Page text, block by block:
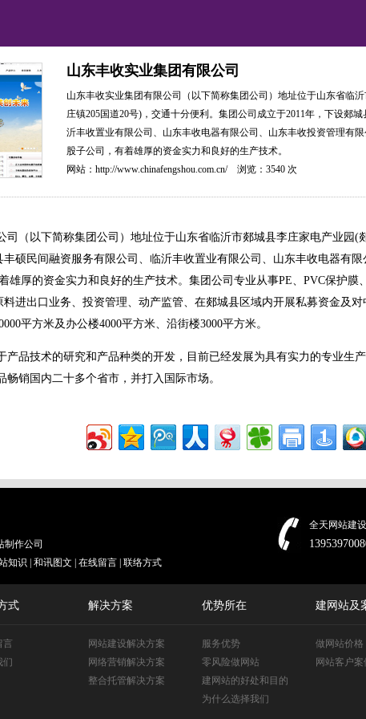
山东丰收实业集团有限公司
山东丰收实业集团有限公司（以下简称集团公司）地址位于山东省临
庄镇205国道20号)，交通十分便利。集团公司成立于2011年，下设郯
沂丰收置业有限公司、山东丰收电器有限公司、山东丰收投资管理有
股子公司，有着雄厚的资金实力和良好的生产技术。
网站： http://www.chinafengshou.com.cn/浏览：3540 次
司（以下简称集团公司）地址位于山东省临沂市郯城县李庄家电产业园(
丰硕民间融资服务有限公司、临沂丰收置业有限公司、山东丰收电器有
雄厚的资金实力和良好的生产技术。集团公司专业从事PE、PVC保护
进出口业务、投资管理、动产监管、在郯城县区域内开展私募资金及
平方米及办公楼4000平方米、沿街楼3000平方米。
技术的研究和产品种类的开发，目前已经发展为具有实力的专业生产
畅销国内二十多个省市，并打入国际市场。
制作公司
知识 和讯图文 在线留言 联络方式
全天网站建
式 解决方案 优势所在 建网站及
言
们
网站建设解决方案
网络营销解决方案
整合托管解决方案
服务优势
零风险做网站
建网站的好处和目的
为什么选择我们
做网站价格
网站客户案